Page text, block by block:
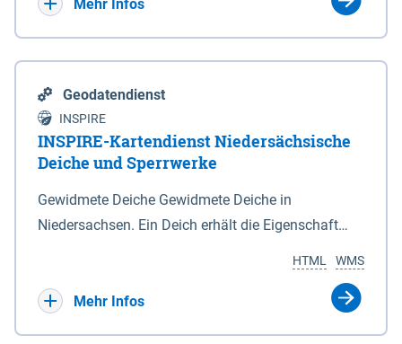
Mehr Infos
Geodatendienst
INSPIRE
INSPIRE-Kartendienst Niedersächsische
Deiche und Sperrwerke
Gewidmete Deiche Gewidmete Deiche in
Niedersachsen. Ein Deich erhält die Eigenschaft
Deichbehörde durch Verordnung ausspricht. Für
WMS
HTML
Mehr Infos